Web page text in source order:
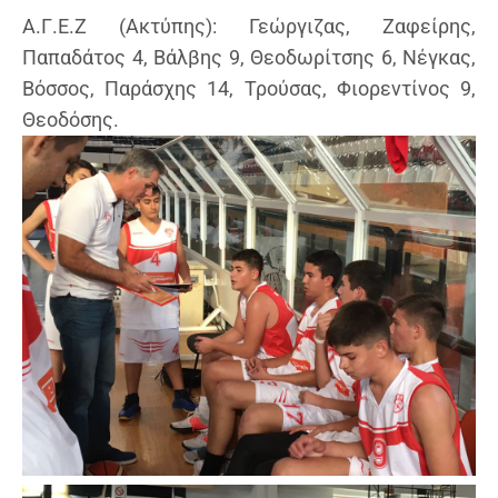
Α.Γ.Ε.Ζ (Ακτύπης): Γεώργιζας, Ζαφείρης,
Παπαδάτος 4, Βάλβης 9, Θεοδωρίτσης 6, Νέγκας,
Βόσσος, Παράσχης 14, Τρούσας, Φιορεντίνος 9,
Θεοδόσης.